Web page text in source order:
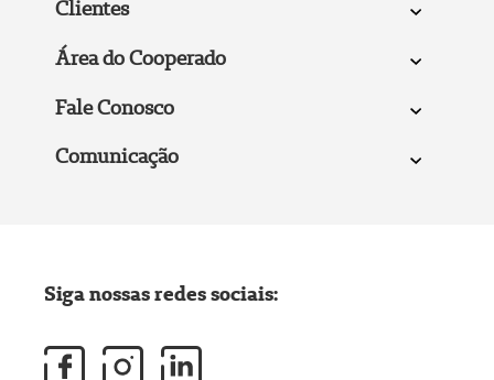
Clientes
Área do Cooperado
Fale Conosco
Comunicação
Siga nossas redes sociais: